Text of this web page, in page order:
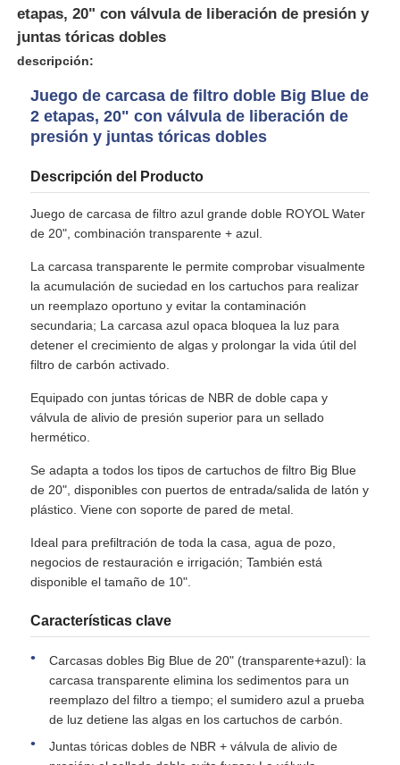
Sobre nosotros
Visita a la fábrica
Control de Calidad
Contacto
noticias
Sistemas de RO
cárter del filtro de agua
cartucho de filtro de agua
esterilizador ultravioleta del agua
Instalaciones de conexión de filtros de agua
Membrana industrial del RO
Vivienda de la membrana del RO
etapas, 20" con válvula de liberación de presión y
juntas tóricas dobles
descripción:
Juego de carcasa de filtro doble Big Blue de
2 etapas, 20" con válvula de liberación de
presión y juntas tóricas dobles
Descripción del Producto
Juego de carcasa de filtro azul grande doble ROYOL Water
de 20", combinación transparente + azul.
La carcasa transparente le permite comprobar visualmente
la acumulación de suciedad en los cartuchos para realizar
un reemplazo oportuno y evitar la contaminación
secundaria; La carcasa azul opaca bloquea la luz para
detener el crecimiento de algas y prolongar la vida útil del
filtro de carbón activado.
Equipado con juntas tóricas de NBR de doble capa y
válvula de alivio de presión superior para un sellado
hermético.
Se adapta a todos los tipos de cartuchos de filtro Big Blue
de 20", disponibles con puertos de entrada/salida de latón y
plástico. Viene con soporte de pared de metal.
Ideal para prefiltración de toda la casa, agua de pozo,
negocios de restauración e irrigación; También está
disponible el tamaño de 10".
Características clave
Carcasas dobles Big Blue de 20" (transparente+azul): la
carcasa transparente elimina los sedimentos para un
reemplazo del filtro a tiempo; el sumidero azul a prueba
de luz detiene las algas en los cartuchos de carbón.
Juntas tóricas dobles de NBR + válvula de alivio de